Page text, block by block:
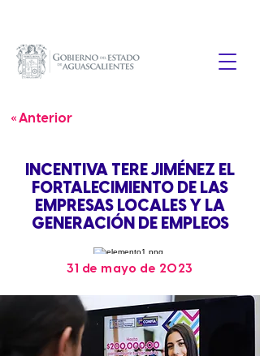
« Anterior
INCENTIVA TERE JIMÉNEZ EL
FORTALECIMIENTO DE LAS
EMPRESAS LOCALES Y LA
GENERACIÓN DE EMPLEOS
31 de mayo de 2023